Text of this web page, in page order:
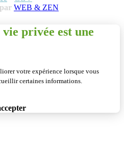
WEB & ZEN
privée est une
votre expérience lorsque vous
certaines informations.